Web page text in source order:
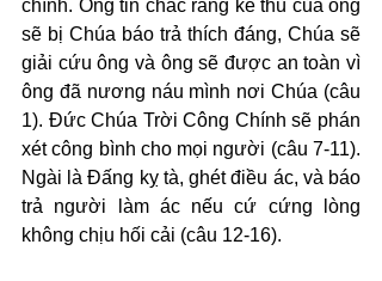
chính. Ông tin chắc rằng kẻ thù của ông
sẽ bị Chúa báo trả thích đáng, Chúa sẽ
giải cứu ông và ông sẽ được an toàn vì
ông đã nương náu mình nơi Chúa (câu
1). Đức Chúa Trời Công Chính sẽ phán
xét công bình cho mọi người (câu 7-11).
Ngài là Đấng kỵ tà, ghét điều ác, và báo
trả người làm ác nếu cứ cứng lòng
không chịu hối cải (câu 12-16).